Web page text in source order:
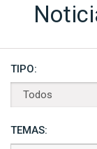
TIPO:
TEMAS: